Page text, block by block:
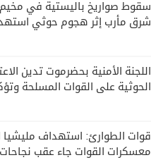
سقوط صواريخ باليستية في مخيم
شرق مأرب إثر هجوم حوثي
اللجنة الأمنية بحضرموت تدين
الحوثية على القوات المسلحة
قوات الطوارئ: استهداف مليشيا
معسكرات القوات جاء عقب نجاحات